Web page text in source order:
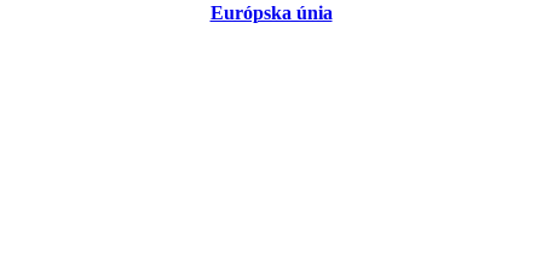
Európska únia